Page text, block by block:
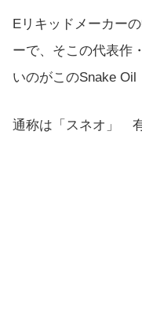
Eリキッドメーカー
ーで、そこの代表作
いのがこのSnake Oil
通称は「スネオ」